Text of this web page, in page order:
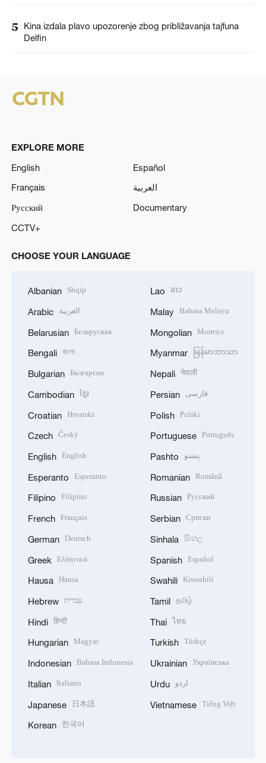
5
Kina izdala plavo upozorenje zbog približavanja tajfuna
Delfin
EXPLORE MORE
English
Español
Français
العربية
Русский
Documentary
CCTV+
CHOOSE YOUR LANGUAGE
Albanian Shqip
Arabic العربية
Belarusian Беларуская
Bengali বাংলা
Bulgarian Български
Cambodian ខ្មែរ
Croatian Hrvatski
Czech Český
English English
Esperanto Esperanto
Filipino Filipino
French Français
German Deutsch
Greek Ελληνικά
Hausa Hausa
Hebrew עברית
Hindi हिन्दी
Hungarian Magyar
Indonesian Bahasa Indonesia
Italian Italiano
Japanese 日本語
Korean 한국어
Lao ລາວ
Malay Bahasa Melayu
Mongolian Монгол
Myanmar မြန်မာဘာသာ
Nepali नेपाली
Persian فارسی
Polish Polski
Portuguese Português
Pashto پښتو
Romanian Română
Russian Русский
Serbian Српски
Sinhala සිංහල
Spanish Español
Swahili Kiswahili
Tamil தமிழ்
Thai ไทย
Turkish Türkçe
Ukrainian Українська
Urdu اردو
Vietnamese Tiếng Việt